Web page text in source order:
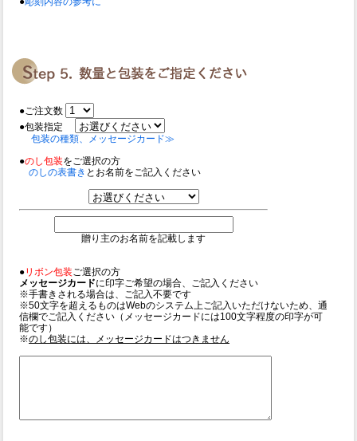
●ご注文数
●包装指定
包装の種類、メッセージカード≫
●のし包装をご選択の方
のしの表書き とお名前をご記入ください
贈り主のお名前を記載します
●リボン包装ご選択の方
メッセージカードに印字ご希望の場合、ご記入ください
※手書きされる場合は、ご記入不要です
※50文字を超えるものはWebのシステム上ご記入いただけないため、通
信欄でご記入ください（メッセージカードには100文字程度の印字が可
能です）
※のし包装には、メッセージカードはつきません